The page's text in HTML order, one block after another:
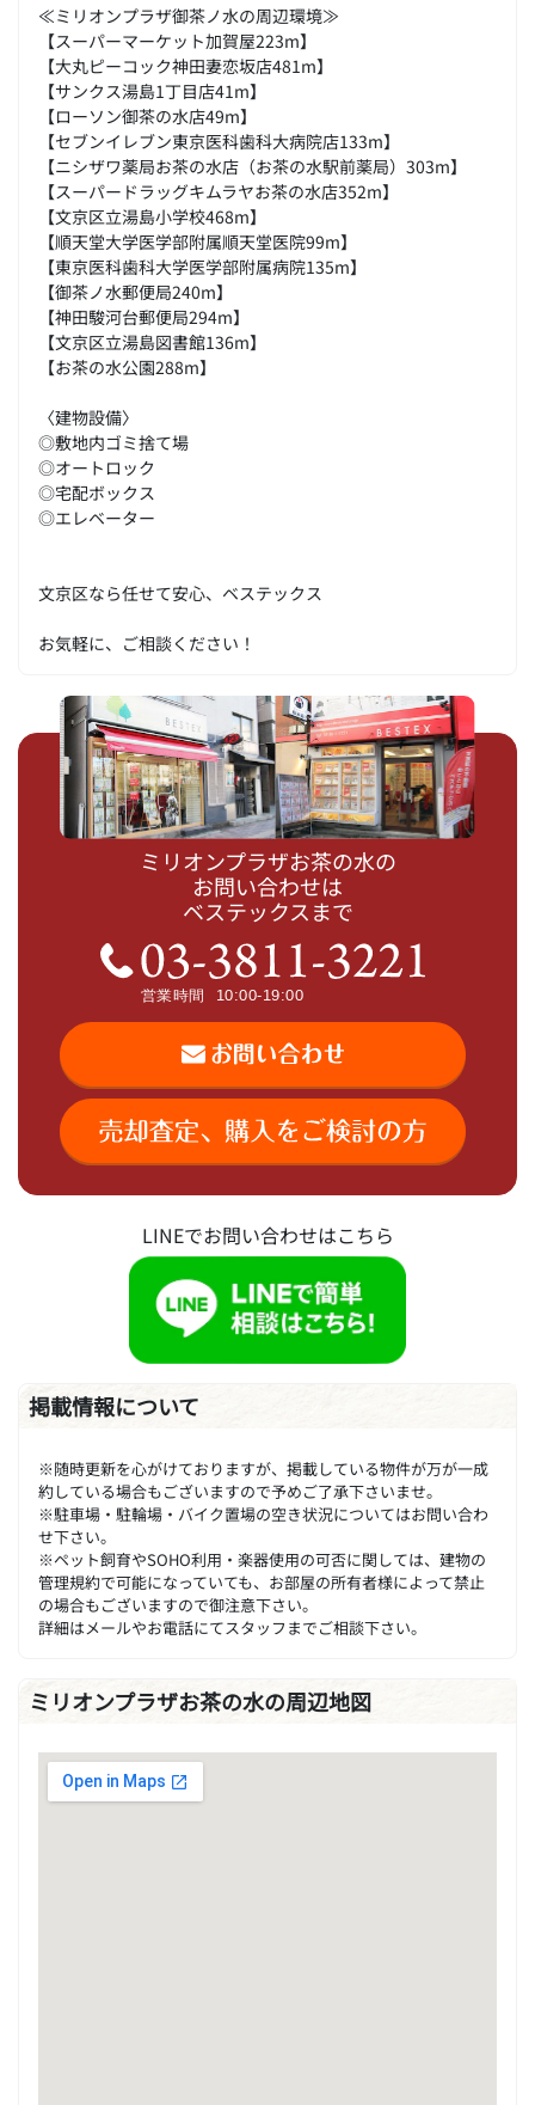
≪ミリオンプラザ御茶ノ水の周辺環境≫
【スーパーマーケット加賀屋223m】
【大丸ピーコック神田妻恋坂店481m】
【サンクス湯島1丁目店41m】
【ローソン御茶の水店49m】
【セブンイレブン東京医科歯科大病院店133m】
【ニシザワ薬局お茶の水店（お茶の水駅前薬局）303m】
【スーパードラッグキムラヤお茶の水店352m】
【文京区立湯島小学校468m】
【順天堂大学医学部附属順天堂医院99m】
【東京医科歯科大学医学部附属病院135m】
【御茶ノ水郵便局240m】
【神田駿河台郵便局294m】
【文京区立湯島図書館136m】
【お茶の水公園288m】
〈建物設備〉
◎敷地内ゴミ捨て場
◎オートロック
◎宅配ボックス
◎エレベーター
文京区なら任せて安心、ベステックス
お気軽に、ご相談ください！
ミリオンプラザお茶の水の
お問い合わせは
ベステックスまで
LINEでお問い合わせはこちら
掲載情報について
※随時更新を心がけておりますが、掲載している物件が万が一成
約している場合もございますので予めご了承下さいませ。
※駐車場・駐輪場・バイク置場の空き状況についてはお問い合わ
せ下さい。
※ペット飼育やSOHO利用・楽器使用の可否に関しては、建物の
管理規約で可能になっていても、お部屋の所有者様によって禁止
の場合もございますので御注意下さい。
詳細はメールやお電話にてスタッフまでご相談下さい。
ミリオンプラザお茶の水の周辺地図